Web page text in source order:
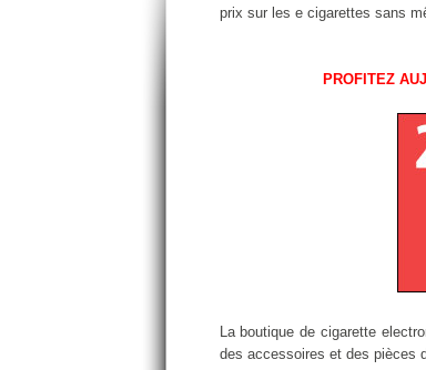
prix sur les e cigarettes sans
PROFITEZ
La boutique de cigarette
des accessoires et des pièces